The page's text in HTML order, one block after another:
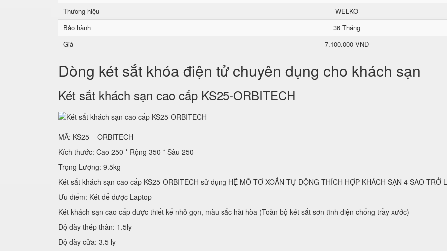
Thương hiệu
WELKO
Bảo hành
36 Tháng
Giá
7.100.000 VNĐ
Dòng két sắt khóa điện tử chuyên dụng cho khách sạn
Két sắt khách sạn cao cấp KS25-ORBITECH
MÃ: KS25 – ORBITECH
Kích thước: Cao 250 * Rộng 350 * Sâu 250
Trọng Lượng: 9.5kg
Két sắt khách sạn cao cấp KS25-ORBITECH sử dụng HỆ MÔ TƠ XOẮN TỰ ĐỘNG THÍCH HỢP KHÁCH SẠN 4 SAO TRỞ
Ưu điểm: Két để được Laptop
Két khách sạn cao cấp được thiết kế nhỏ gọn, màu sắc hài hòa (Toàn bộ két sắt sơn tĩnh điện chống trầy xước)
Độ dày thép thân: 1.5ly
Độ dày cửa: 3.5 ly